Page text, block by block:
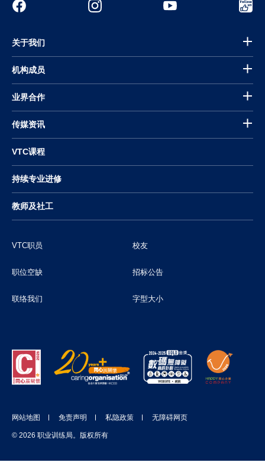
关于我们
机构成员
业界合作
传媒资讯
VTC课程
持续专业进修
教师及社工
VTC职员 校友
职位空缺 招标公告
联络我们 字型大小
网站地图 免责声明 私隐政策 无障碍网页
© 2026 职业训练局。版权所有